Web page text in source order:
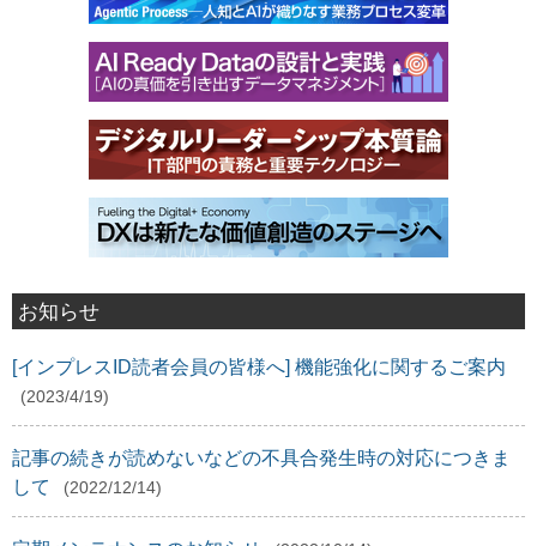
お知らせ
[インプレスID読者会員の皆様へ] 機能強化に関するご案内
(2023/4/19)
記事の続きが読めないなどの不具合発生時の対応につきま
して
(2022/12/14)